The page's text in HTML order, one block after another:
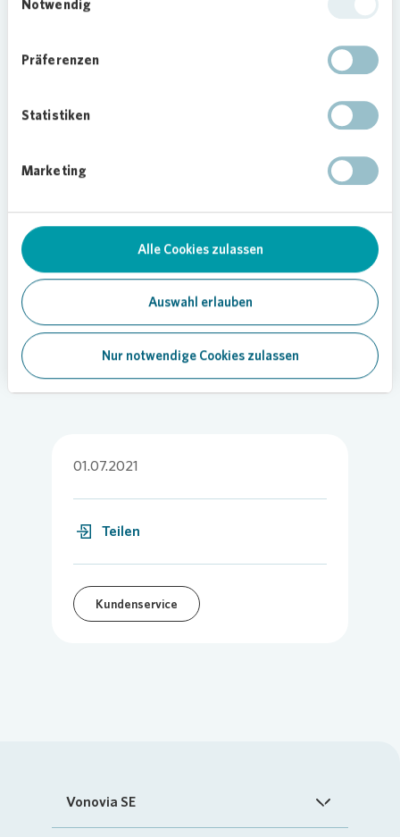
Notwendig
Präferenzen
Statistiken
Marketing
Alle Cookies zulassen
Auswahl erlauben
Nur notwendige Cookies zulassen
individuelle Möglichkeiten und Projekte. So
ein Automatenangebot in Kooperationen mit
Außerdem wurde die Arbeit der ehrenamtlichen
indem mit Hilfe von Herrn Kröll eine Regentonne
aufgestellt wurde.
Das Beispiel zeigt: Die Aufgaben der
Tätigkeiten hinaus. Ein guter Ansprechpartner vor
Ort ist essenziell für das gute Miteinander in den
Quartieren. Er kann mögliche Probleme erkennen
und proaktiv lösen, bevor sie entstehen.
01.07.2021
Teilen
Kundenservice
Vonovia SE